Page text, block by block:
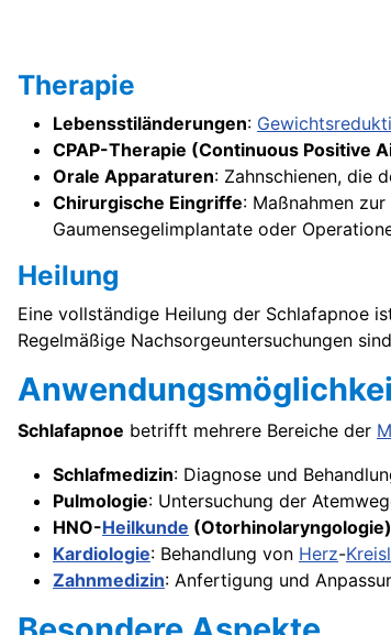
Therapie
Lebensstiländerungen:
CPAP-Therapie (Continuous Positive
Orale Apparaturen: Zahnschienen, die
Chirurgische Eingriffe: Maßnahmen
Gaumensegelimplantate oder
Heilung
Eine vollständige Heilung der Schlafapnoe
Regelmäßige Nachsorgeuntersuchungen
Schlafapnoe betrifft mehrere Bereiche der
Schlafmedizin: Diagnose und
Pulmologie: Untersuchung der
HNO-Heilkunde (Otorhinolaryngologie)
Kardiologie: Behandlung von Herz-
Zahnmedizin: Anfertigung und